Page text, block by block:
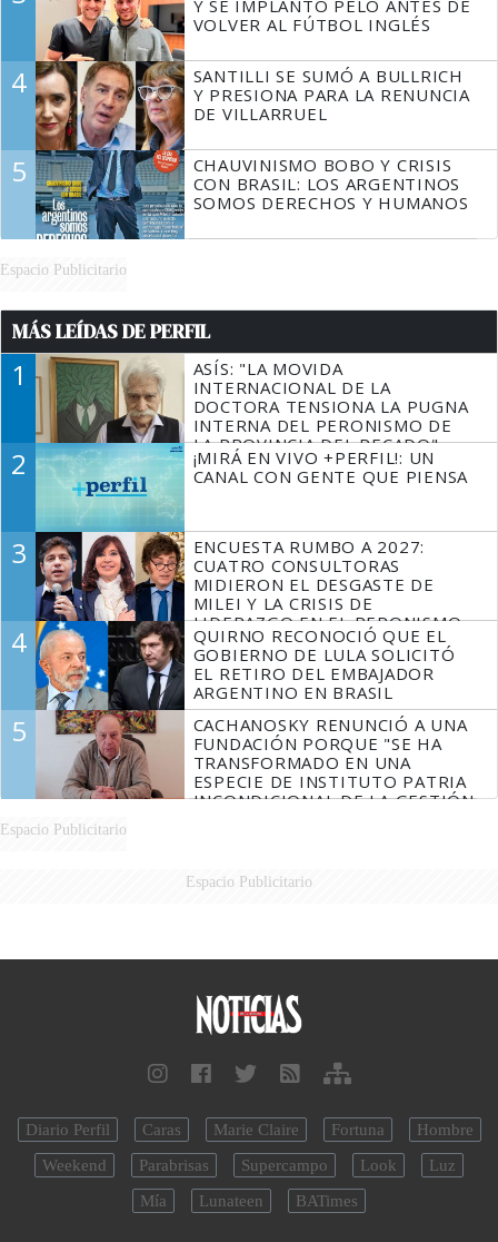
Y SE IMPLANTÓ PELO ANTES DE
VOLVER AL FÚTBOL INGLÉS
4
SANTILLI SE SUMÓ A BULLRICH
Y PRESIONA PARA LA RENUNCIA
DE VILLARRUEL
5
CHAUVINISMO BOBO Y CRISIS
CON BRASIL: LOS ARGENTINOS
SOMOS DERECHOS Y HUMANOS
Espacio Publicitario
MÁS LEÍDAS DE PERFIL
1
ASÍS: "LA MOVIDA
INTERNACIONAL DE LA
DOCTORA TENSIONA LA PUGNA
INTERNA DEL PERONISMO DE
LA PROVINCIA DEL PECADO"
2
¡MIRÁ EN VIVO +PERFIL!: UN
CANAL CON GENTE QUE PIENSA
3
ENCUESTA RUMBO A 2027:
CUATRO CONSULTORAS
MIDIERON EL DESGASTE DE
MILEI Y LA CRISIS DE
LIDERAZGO EN EL PERONISMO
4
QUIRNO RECONOCIÓ QUE EL
GOBIERNO DE LULA SOLICITÓ
EL RETIRO DEL EMBAJADOR
ARGENTINO EN BRASIL
5
CACHANOSKY RENUNCIÓ A UNA
FUNDACIÓN PORQUE "SE HA
TRANSFORMADO EN UNA
ESPECIE DE INSTITUTO PATRIA
INCONDICIONAL DE LA GESTIÓN
Espacio Publicitario
Espacio Publicitario
Diario Perfil Caras Marie Claire Fortuna
Hombre
Weekend
Parabrisas Supercampo Look
Luz
Mía
Lunateen BATimes